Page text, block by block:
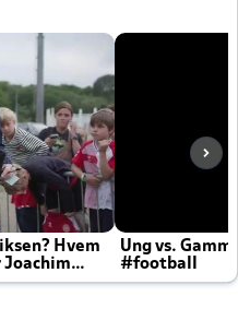
Hvem
Joachim
Ung vs.
#football